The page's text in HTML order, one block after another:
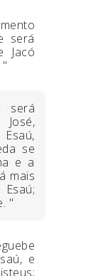
será
Jacó
será
se
e a
mais
"
e